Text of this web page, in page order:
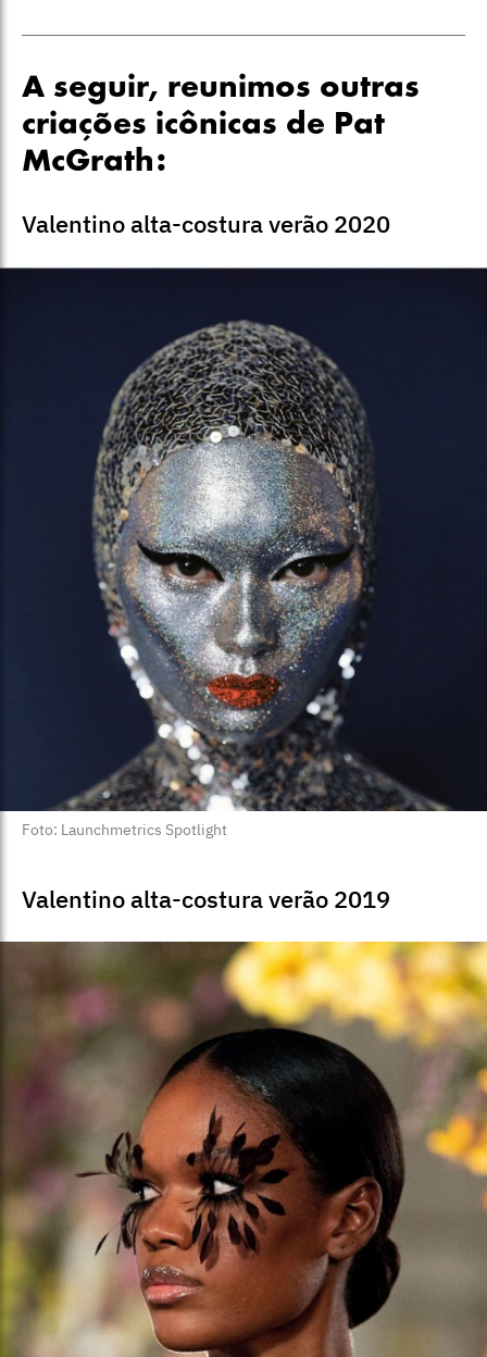
A seguir, reunimos outras
criações icônicas de Pat
McGrath:
Valentino alta-costura verão 2020
Foto: Launchmetrics Spotlight
Valentino alta-costura verão 2019